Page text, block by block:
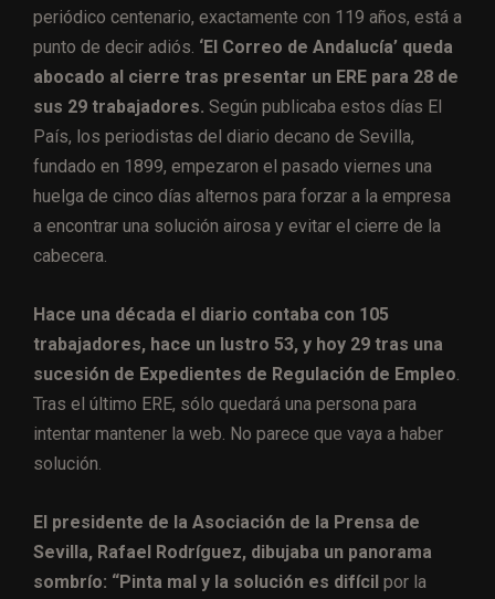
periódico centenario, exactamente con 119 años, está a
punto de decir adiós. ‘El Correo de Andalucía’ queda
abocado al cierre tras presentar un ERE para 28 de
sus 29 trabajadores. Según publicaba estos días El
País, los periodistas del diario decano de Sevilla,
fundado en 1899, empezaron el pasado viernes una
huelga de cinco días alternos para forzar a la empresa
a encontrar una solución airosa y evitar el cierre de la
cabecera.
Hace una década el diario contaba con 105
trabajadores, hace un lustro 53, y hoy 29 tras una
sucesión de Expedientes de Regulación de Empleo
Tras el último ERE, sólo quedará una persona para
intentar mantener la web. No parece que vaya a haber
solución.
El presidente de la Asociación de la Prensa de
Sevilla, Rafael Rodríguez, dibujaba un panorama
sombrío: “Pinta mal y la solución es difícil por la